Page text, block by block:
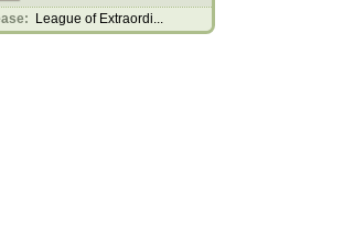
League of Extraordi...